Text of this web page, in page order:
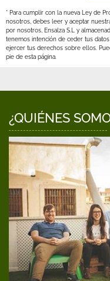
* Para cumplir con la nueva Ley de
nosotros, debes leer y aceptar
por nosotros, Ensalza S.L y
tenemos intención de ceder tus
ejercer tus derechos sobre ellos.
pie de esta página.
¿QUIÉNES